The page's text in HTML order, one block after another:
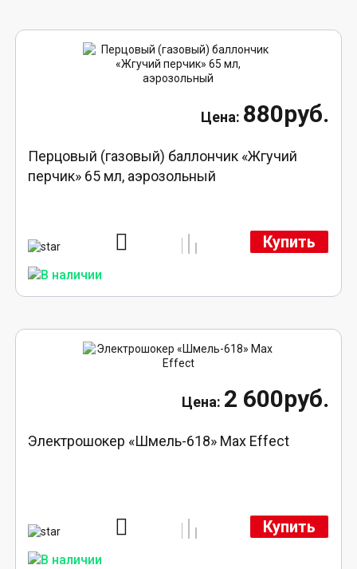
880руб.
Перцовый (газовый) баллончик «Жгучий
перчик» 65 мл, аэрозольный
Купить
2 600руб.
Электрошокер «Шмель-618» Max Effect
Купить